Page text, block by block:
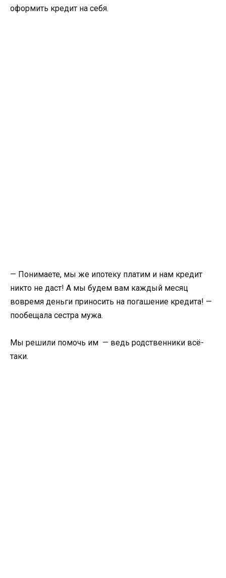
оформить кредит на себя.
— Понимаете, мы же ипотеку платим и нам кредит
никто не даст! А мы будем вам каждый месяц
вовремя деньги приносить на погашение кредита! —
пообещала сестра мужа.
Мы решили помочь им — ведь родственники всё-
таки.